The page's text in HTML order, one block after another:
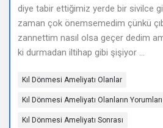
diye tabir ettiğimiz yerde bir sivilce
zaman çok önemsemedim çünkü
zannettim nasıl olsa geçer dedim
ki durmadan iltihap gibi şişiyor ...
Kıl Dönmesi Ameliyatı Olanlar
Kıl Dönmesi Ameliyatı Olanların Yorumları
Kıl Dönmesi Ameliyatı Sonrası